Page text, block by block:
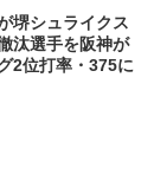
堺シュライクス
汰選手を阪神が
2位打率・375に